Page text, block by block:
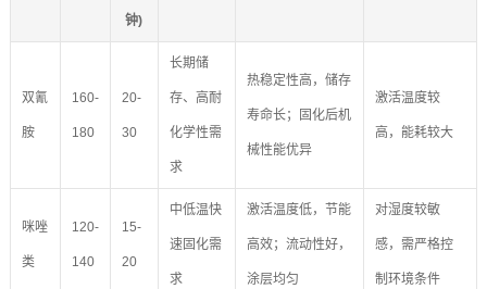
钟)
双氰
胺
160-
180
20-
30
长期储
存、高耐
化学性需
求
热稳定性高，储存
寿命长；固化后机
械性能优异
激活温度较
高，能耗较大
咪唑
类
120-
140
15-
20
中低温快
速固化需
求
激活温度低，节能
高效；流动性好，
涂层均匀
对湿度较敏
感，需严格控
制环境条件